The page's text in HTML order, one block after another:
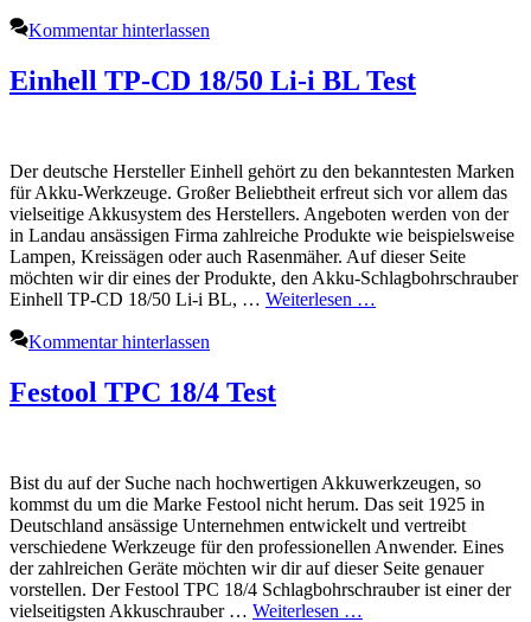
Kommentar hinterlassen
Einhell TP-CD 18/50 Li-i BL Test
Der deutsche Hersteller Einhell gehört zu den bekanntesten Marken
für Akku-Werkzeuge. Großer Beliebtheit erfreut sich vor allem das
vielseitige Akkusystem des Herstellers. Angeboten werden von der
in Landau ansässigen Firma zahlreiche Produkte wie beispielsweise
Lampen, Kreissägen oder auch Rasenmäher. Auf dieser Seite
möchten wir dir eines der Produkte, den Akku-Schlagbohrschrauber
Einhell TP-CD 18/50 Li-i BL, … Weiterlesen …
Kommentar hinterlassen
Festool TPC 18/4 Test
Bist du auf der Suche nach hochwertigen Akkuwerkzeugen, so
kommst du um die Marke Festool nicht herum. Das seit 1925 in
Deutschland ansässige Unternehmen entwickelt und vertreibt
verschiedene Werkzeuge für den professionellen Anwender. Eines
der zahlreichen Geräte möchten wir dir auf dieser Seite genauer
vorstellen. Der Festool TPC 18/4 Schlagbohrschrauber ist einer der
vielseitigsten Akkuschrauber … Weiterlesen …